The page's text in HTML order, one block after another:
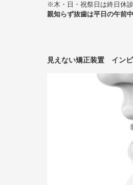
※木・日・祝祭日は終日休
親知らず抜歯は平日の午前
見えない矯正装置 イン